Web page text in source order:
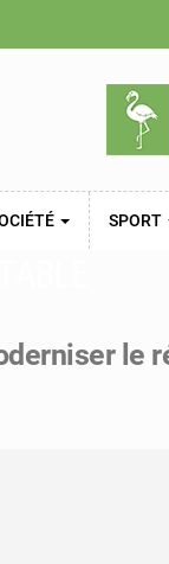
SPORT
le